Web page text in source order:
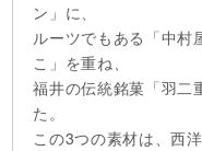
ン」に、
ルーツでもある「中村
こ」を重ね、
福井の伝統銘菓「羽二
た。
この3つの素材は、西